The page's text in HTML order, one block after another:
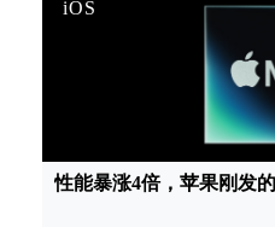
iOS
性能暴涨4倍，苹果刚发